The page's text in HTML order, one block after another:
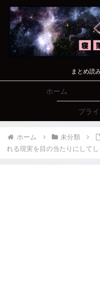
まとめ読
ホーム
プラ
ホーム 未分類
れる現実を目の当たりにしてし